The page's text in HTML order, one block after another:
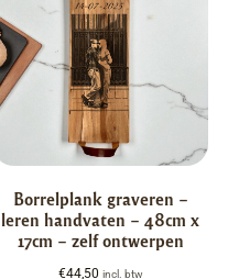
Borrelplank graveren –
leren handvaten – 48cm x
17cm – zelf ontwerpen
€44,50 incl. btw